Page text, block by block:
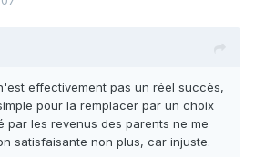
effectivement pas un réel succès,
pour la remplacer par un choix
par les revenus des parents ne me
satisfaisante non plus, car injuste.